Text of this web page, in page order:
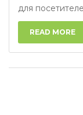
для
READ MORE